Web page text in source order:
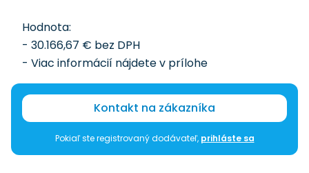
Hodnota:
- 30.166,67 € bez DPH
- Viac informácií nájdete v prílohe
Kontakt na zákazníka
Pokiaľ ste registrovaný dodávateľ, prihláste sa